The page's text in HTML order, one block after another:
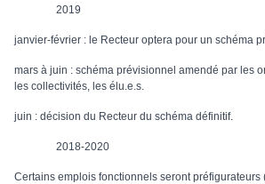
2019
janvier-février : le Recteur optera pour un schéma
mars à juin : schéma prévisionnel amendé par les
les collectivités, les élu.e.s.
juin : décision du Recteur du schéma définitif.
2018-2020
Certains emplois fonctionnels seront préfigurateurs